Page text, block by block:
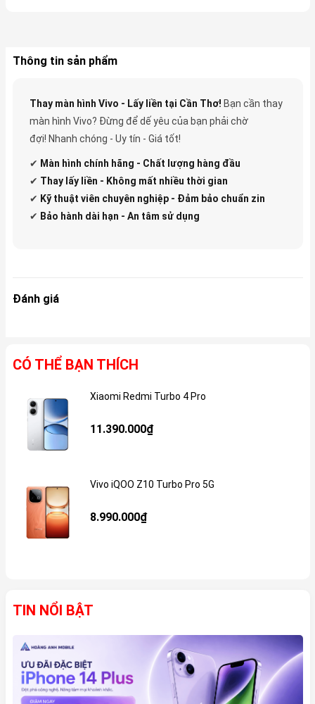
Thông tin sản phẩm
Thay màn hình Vivo - Lấy liền tại Cần Thơ! Bạn cần thay
màn hình Vivo? Đừng để dế yêu của bạn phải chờ
đợi! Nhanh chóng - Uy tín - Giá tốt!
✔ Màn hình chính hãng - Chất lượng hàng đầu
✔ Thay lấy liền - Không mất nhiều thời gian
✔ Kỹ thuật viên chuyên nghiệp - Đảm bảo chuẩn zin
✔ Bảo hành dài hạn - An tâm sử dụng
Đánh giá
CÓ THỂ BẠN THÍCH
Xiaomi Redmi Turbo 4 Pro
11.390.000₫
Vivo iQOO Z10 Turbo Pro 5G
8.990.000₫
TIN NỔI BẬT